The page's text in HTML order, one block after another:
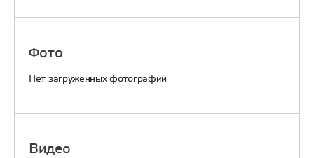
Фото
Нет загруженных фотографий
Видео